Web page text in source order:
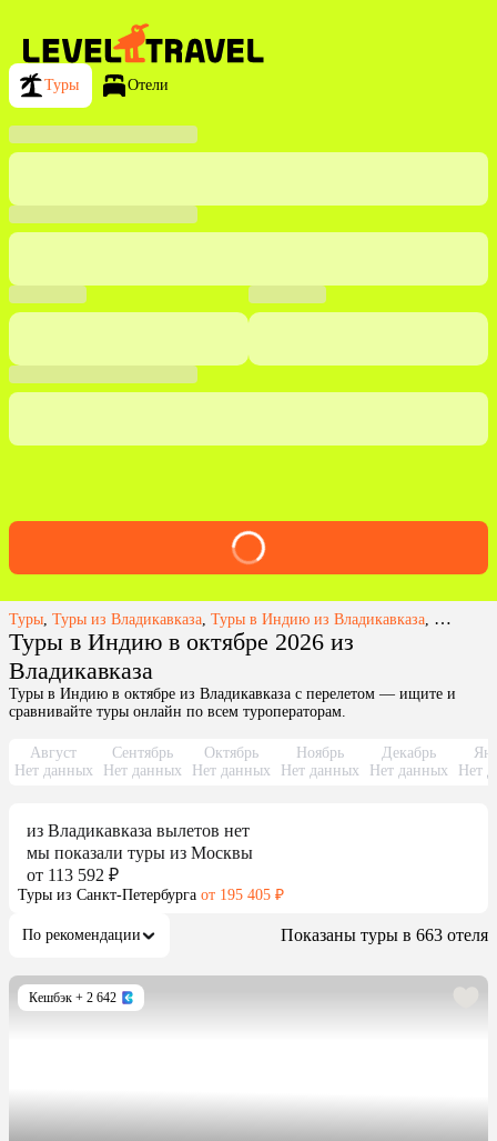
Туры Отели
Туры Туры из Владикавказа Туры в Индию из Владикавказа Туры в
Туры в Индию в октябре 2026 из
Владикавказа
Туры в Индию в октябре из Владикавказа с перелетом — ищите и
сравнивайте туры онлайн по всем туроператорам.
Август
Нет данных
Сентябрь
Нет данных
Октябрь
Нет данных
Ноябрь
Нет данных
Декабрь
Нет данных
Нет
из Владикавказа вылетов нет
мы показали туры из Москвы
от 113 592 ₽
Туры из Санкт-Петербурга от 195 405 ₽
По рекомендации Показаны туры в 663 отеля
Кешбэк + 2 642